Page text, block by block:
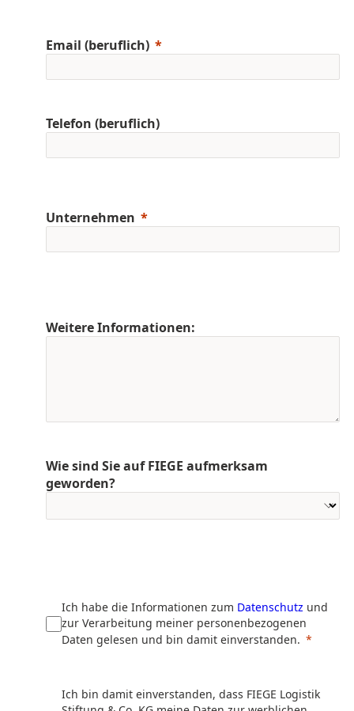
Email (beruflich)
Telefon (beruflich)
Unternehmen
Weitere Informationen:
Wie sind Sie auf FIEGE aufmerksam
geworden?
Ich habe die Informationen zum Datenschutz und
zur Verarbeitung meiner personenbezogenen
Daten gelesen und bin damit einverstanden.
Ich bin damit einverstanden, dass FIEGE Logistik